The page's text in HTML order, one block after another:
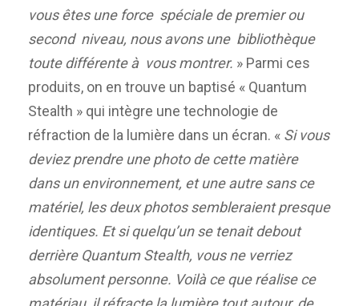
vous êtes une force spéciale de premier ou
second niveau, nous avons une bibliothèque
toute différente à vous montrer. » Parmi ces
produits, on en trouve un baptisé « Quantum
Stealth » qui intègre une technologie de
réfraction de la lumière dans un écran. « Si vous
deviez prendre une photo de cette matière
dans un environnement, et une autre sans ce
matériel, les deux photos sembleraient presque
identiques. Et si quelqu’un se tenait debout
derrière Quantum Stealth, vous ne verriez
absolument personne. Voilà ce que réalise ce